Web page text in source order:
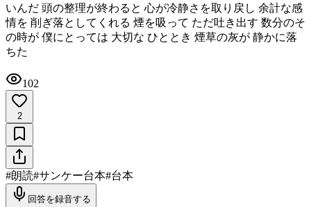
いんだ 頭の整理が終わると 心が冷静さを取り戻し 余計な感
情を 削ぎ落としてくれる 煙を吸って ただ吐き出す 数分のそ
の時が 僕にとっては 大切な ひととき 煙草の灰が 静かに落
ちた
102
2
#朗読#サンケー台本#台本
回答を録音する